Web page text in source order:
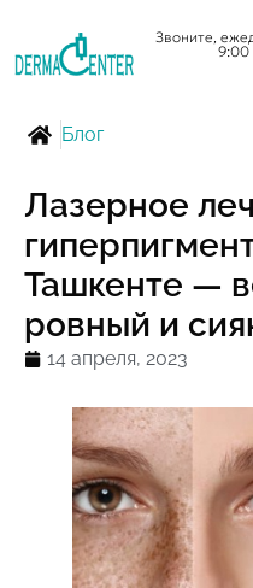
Звоните,
9:00
Блог
Лазерное
Ташкенте —
ровный и
14 апреля, 2023